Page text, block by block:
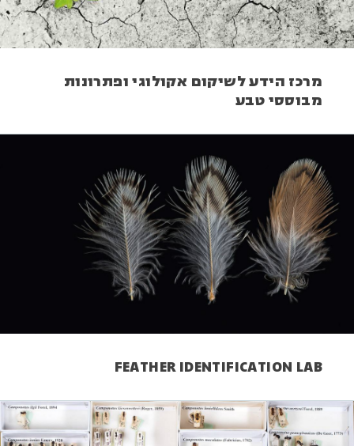
מרכז הידע לשיקום אקולוגי ופתרונות
מבוססי טבע
FEATHER IDENTIFICATION LAB